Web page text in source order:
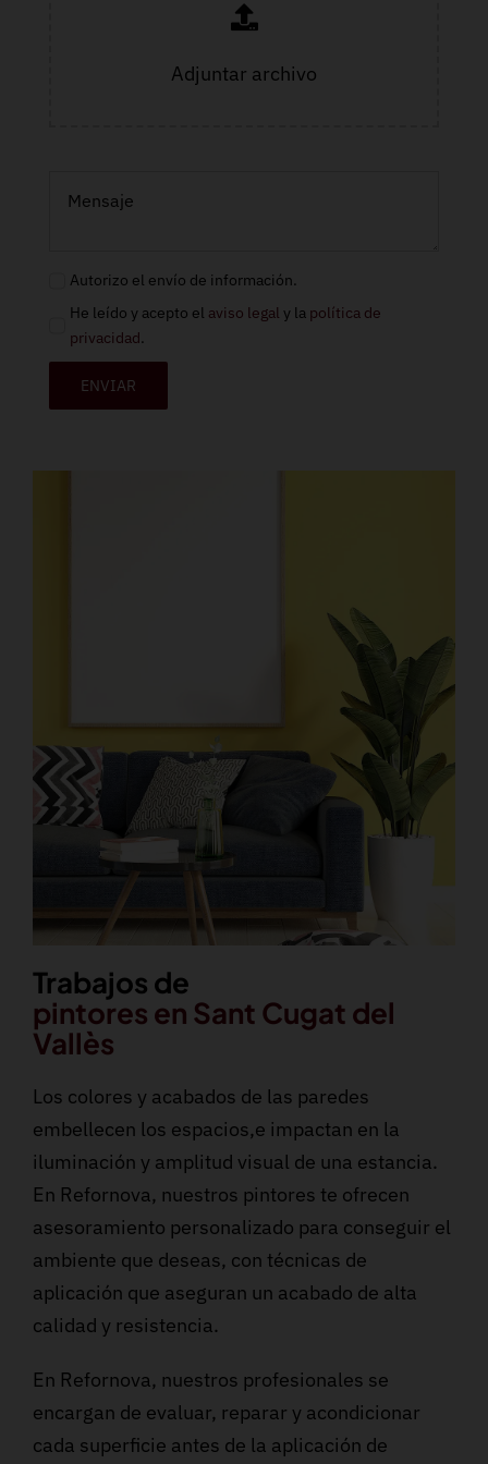
Adjuntar archivo
Autorizo el envío de información.
He leído y acepto el aviso legal y la política de
privacidad.
ENVIAR
Trabajos de
pintores en Sant Cugat del
Vallès
Los colores y acabados de las paredes
embellecen los espacios,e impactan en la
iluminación y amplitud visual de una estancia.
En Refornova, nuestros pintores te ofrecen
asesoramiento personalizado para conseguir el
ambiente que deseas, con técnicas de
aplicación que aseguran un acabado de alta
calidad y resistencia.
En Refornova, nuestros profesionales se
encargan de evaluar, reparar y acondicionar
cada superficie antes de la aplicación de